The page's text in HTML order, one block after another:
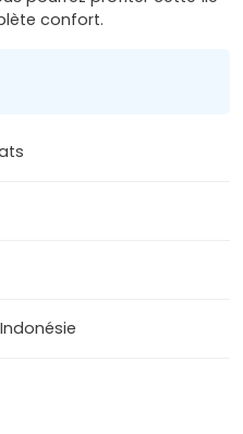
confort.